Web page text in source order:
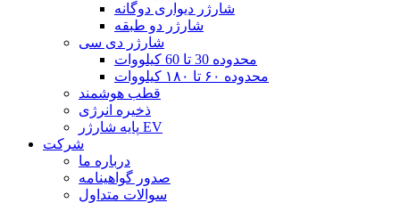
شارژر دیواری دوگانه
شارژر دو طبقه
شارژر دی سی
محدوده 30 تا 60 کیلووات
محدوده ۶۰ تا ۱۸۰ کیلووات
قطب هوشمند
ذخیره انرژی
پایه شارژر EV
شرکت
درباره ما
صدور گواهینامه
سوالات متداول